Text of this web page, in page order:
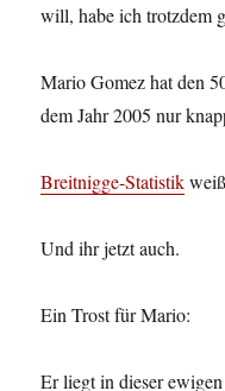
will, habe ich trotzdem
Mario Gomez hat den
dem Jahr 2005 nur
Breitnigge-Statistik
Und ihr jetzt auch.
Ein Trost für Mario:
Er liegt in dieser